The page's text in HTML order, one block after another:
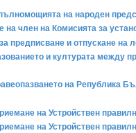
на народен
член на Комисията за
предписване и отпускане на
и културата между
на Република
на Устройствен
на Устройствен